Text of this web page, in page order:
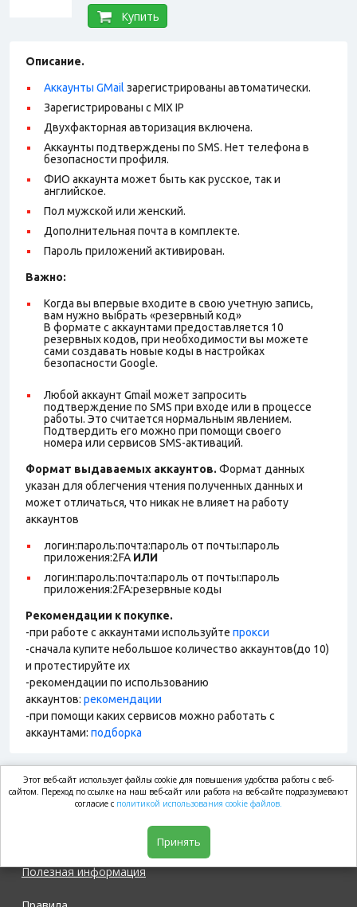
Купить
Описание.
Аккаунты GMail зарегистрированы автоматически.
Зарегистрированы с MIX IP
Двухфакторная авторизация включена.
Аккаунты подтверждены по SMS. Нет телефона в
безопасности профиля.
ФИО аккаунта может быть как русское, так и
английское.
Пол мужской или женский.
Дополнительная почта в комплекте.
Пароль приложений активирован.
Важно:
Когда вы впервые входите в свою учетную запись,
вам нужно выбрать «резервный код»
В формате с аккаунтами предоставляется 10
резервных кодов, при необходимости вы можете
сами создавать новые коды в настройках
безопасности Google.
Любой аккаунт Gmail может запросить
подтверждение по SMS при входе или в процессе
работы. Это считается нормальным явлением.
Подтвердить его можно при помощи своего
номера или сервисов SMS-активаций.
Формат выдаваемых аккаунтов. Формат данных
указан для облегчения чтения полученных данных и
может отличаться, что никак не влияет на работу
аккаунтов
логин:пароль:почта:пароль от почты:пароль
приложения:2FA ИЛИ
логин:пароль:почта:пароль от почты:пароль
приложения:2FA:резервные коды
Рекомендации к покупке.
-при работе с аккаунтами используйте прокси
-сначала купите небольшое количество аккаунтов(до 10)
и протестируйте их
-рекомендации по использованию
аккаунтов: рекомендации
-при помощи каких сервисов можно работать с
аккаунтами: подборка
market.com
Полезная информация
Этот веб-сайт использует файлы cookie для повышения удобства работы с веб-
сайтом. Переход по ссылке на наш веб-сайт или работа на веб-сайте подразумевают
согласие с политикой использования cookie файлов.
Принять